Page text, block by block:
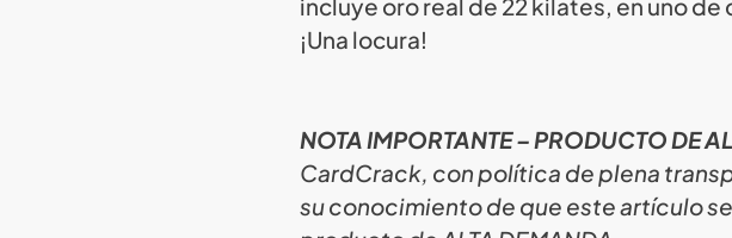
¡Una locura!
NOTA IMPORTANTE – PRODUCTO DE
CardCrack, con política de plena
su conocimiento de que este artículo